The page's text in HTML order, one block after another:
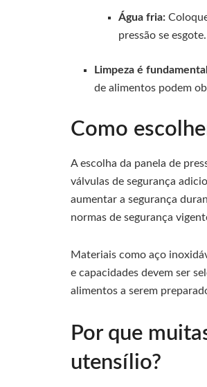
Água fria:
pressão se esgote.
Limpeza é
de alimentos podem
Como
A escolha da panela de
válvulas de segurança
aumentar a segurança
normas de segurança
Materiais como aço
e capacidades devem ser
alimentos a serem
Por que
utensílio?